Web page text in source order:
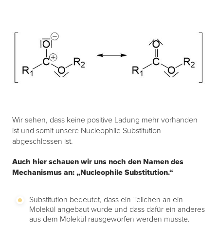
Wir sehen, dass keine positive Ladung mehr vorhanden
ist und somit unsere Nucleophile Substitution
abgeschlossen ist.
Auch hier schauen wir uns noch den Namen des
Mechanismus an: „Nucleophile Substitution.“
Substitution bedeutet, dass ein Teilchen an ein
Molekül angebaut wurde und dass dafür ein anderes
aus dem Molekül rausgeworfen werden musste.